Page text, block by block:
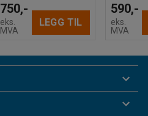
750,-
eks.
MVA
LEGG TIL
590,-
eks.
MVA